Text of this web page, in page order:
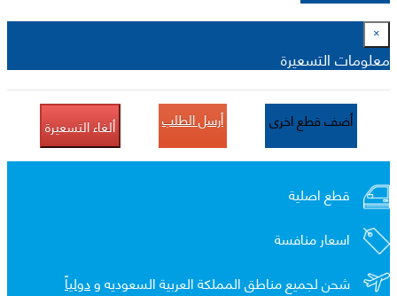
×
معلومات التسعيرة
أضف قطع اخرى أرسل الطلب ألغاء التسعيرة
قطع اصلية
اسعار منافسة
شحن لجميع مناطق المملكة العربية السعوديه ودولياً